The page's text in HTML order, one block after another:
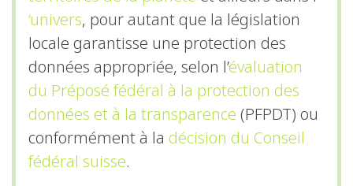
‘univers, pour autant que la législation
locale garantisse une protection des
données appropriée, selon l’évaluation
du Préposé fédéral à la protection des
données et à la transparence (PFPDT) ou
conformément à la décision du Conseil
fédéral suisse.